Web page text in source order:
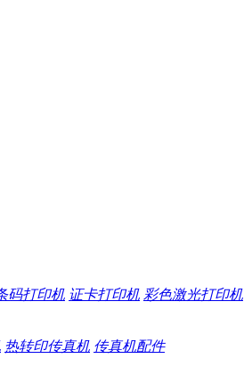
码打印机 证卡打印机 彩色激光打印机
热转印传真机 传真机配件